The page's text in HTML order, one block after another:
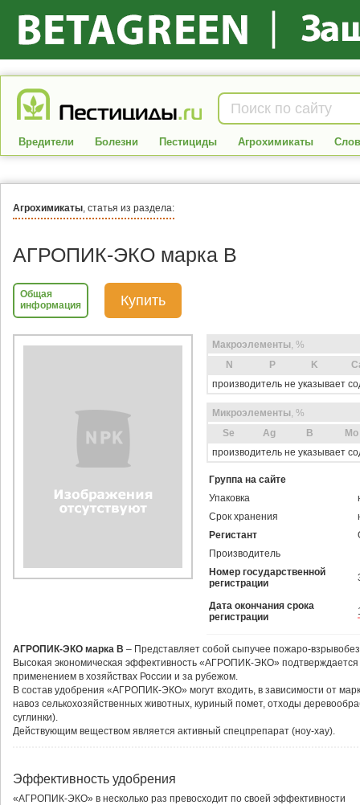
Вредители Болезни Пестициды Агрохимикаты
Агрохимикаты, статья из раздела:
АГРОПИК-ЭКО марка В
Общая
информация
Купить
Макроэлементы, %
N
P K
производитель не указывает
Микроэлементы, %
Sе
Ag B
Mo
производитель не указывает
Группа на сайте
Упаковка
Срок хранения
Регистант
Производитель
Номер государственной
регистрации
Дата окончания срока
регистрации
АГРОПИК-ЭКО марка В – Представляет собой сыпучее пожаро-
Высокая экономическая эффективность «АГРОПИК-ЭКО»
применением в хозяйствах России и за рубежом.
В состав удобрения «АГРОПИК-ЭКО» могут входить, в зависимости от
навоз селькохозяйственных животных, куриный помет, отходы
суглинки).
Действующим веществом является активный спецпрепарат (ноу-хау).
Эффективность удобрения
«АГРОПИК-ЭКО» в несколько раз превосходит по своей эффективности